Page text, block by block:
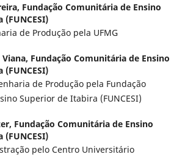
Fundação Comunitária de Ensino
de Produção pela UFMG
Fundação Comunitária de Ensino
de Produção pela Fundação
Superior de Itabira (FUNCESI)
Fundação Comunitária de Ensino
pelo Centro Universitário